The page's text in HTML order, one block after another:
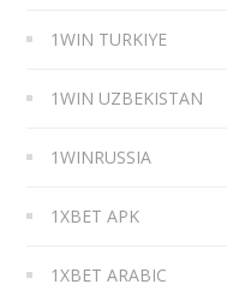
1WIN TURKIYE
1WIN UZBEKISTAN
1WINRUSSIA
1XBET APK
1XBET ARABIC